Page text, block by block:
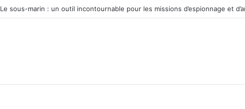
Le marché du véhicule d’occasion en plein essor